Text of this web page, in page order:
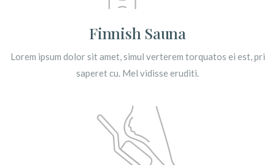
Finnish Sauna
Lorem ipsum dolor sit amet, simul verterem torquatos ei est, pri
saperet cu. Mel vidisse eruditi.